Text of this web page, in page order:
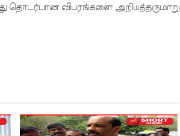
தொடர்பான விபரங்களை அறியத்தருமாறு